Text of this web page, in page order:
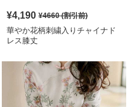
¥4,190 ¥4660(割引前)
華やか花柄刺繍入りチャイナド
レス膝丈